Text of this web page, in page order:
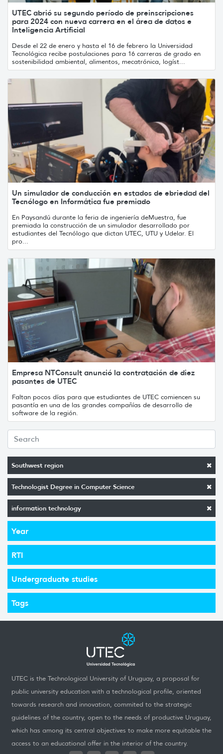
Southwest region
Technologist Degree in Computer Science
information technology
Year
RTI
Undergraduate studies
Tags
UTEC abrió su segundo período de preinscripciones
para 2024 con nueva carrera en el área de datos e
Inteligencia Artificial
Desde el 22 de enero y hasta el 16 de febrero la Universidad
Tecnológica recibe postulaciones para 16 carreras de grado en
sostenibilidad ambiental, alimentos, mecatrónica, logíst...
Un simulador de conducción en estados de ebriedad del
Tecnólogo en Informática fue premiado
En Paysandú durante la feria de ingeniería deMuestra, fue
premiada la construcción de un simulador desarrollado por
estudiantes del Tecnólogo que dictan UTEC, UTU y Udelar. El
pro...
Empresa NTConsult anunció la contratación de diez
pasantes de UTEC
Faltan pocos días para que estudiantes de UTEC comiencen su
pasantía en una de las grandes compañías de desarrollo de
software de la región.
UTEC is the Technological University of Uruguay, a proposal for
public university education with a technological profile, oriented
towards research and innovation, commited to the strategic
guidelines of the country, open to the needs of productive Uruguay,
which has among its central objectives to make more equitable the
access to an educational offer in the interior of the country.